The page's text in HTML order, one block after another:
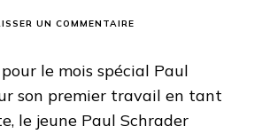
UN COMMENTAIRE
le mois spécial Paul
son premier travail en tant
le jeune Paul Schrader